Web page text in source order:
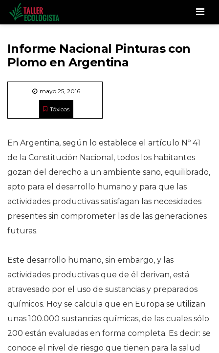
Informe Nacional Pinturas con
Plomo en Argentina
mayo 25, 2016
Tóxicos
En Argentina, según lo establece el artículo Nº 41
de la Constitución Nacional, todos los habitantes
gozan del derecho a un ambiente sano, equilibrado,
apto para el desarrollo humano y para que las
actividades productivas satisfagan las necesidades
presentes sin comprometer las de las generaciones
futuras.
Este desarrollo humano, sin embargo, y las
actividades productivas que de él derivan, está
atravesado por el uso de sustancias y preparados
químicos. Hoy se calcula que en Europa se utilizan
unas 100.000 sustancias químicas, de las cuales sólo
200 están evaluadas en forma completa. Es decir: se
conoce el nivel de riesgo que tienen para la salud